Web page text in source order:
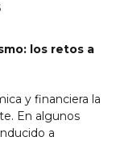
los retos a
y financiera la
En algunos
a